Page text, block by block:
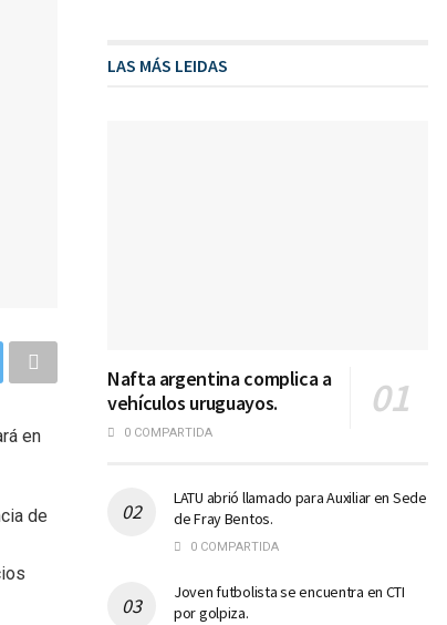
en
de
LAS MÁS LEIDAS
Nafta argentina complica a
vehículos uruguayos.
0 COMPARTIDA
LATU abrió llamado para Auxiliar en Sede
de Fray Bentos.
0 COMPARTIDA
Joven futbolista se encuentra en CTI
por golpiza.